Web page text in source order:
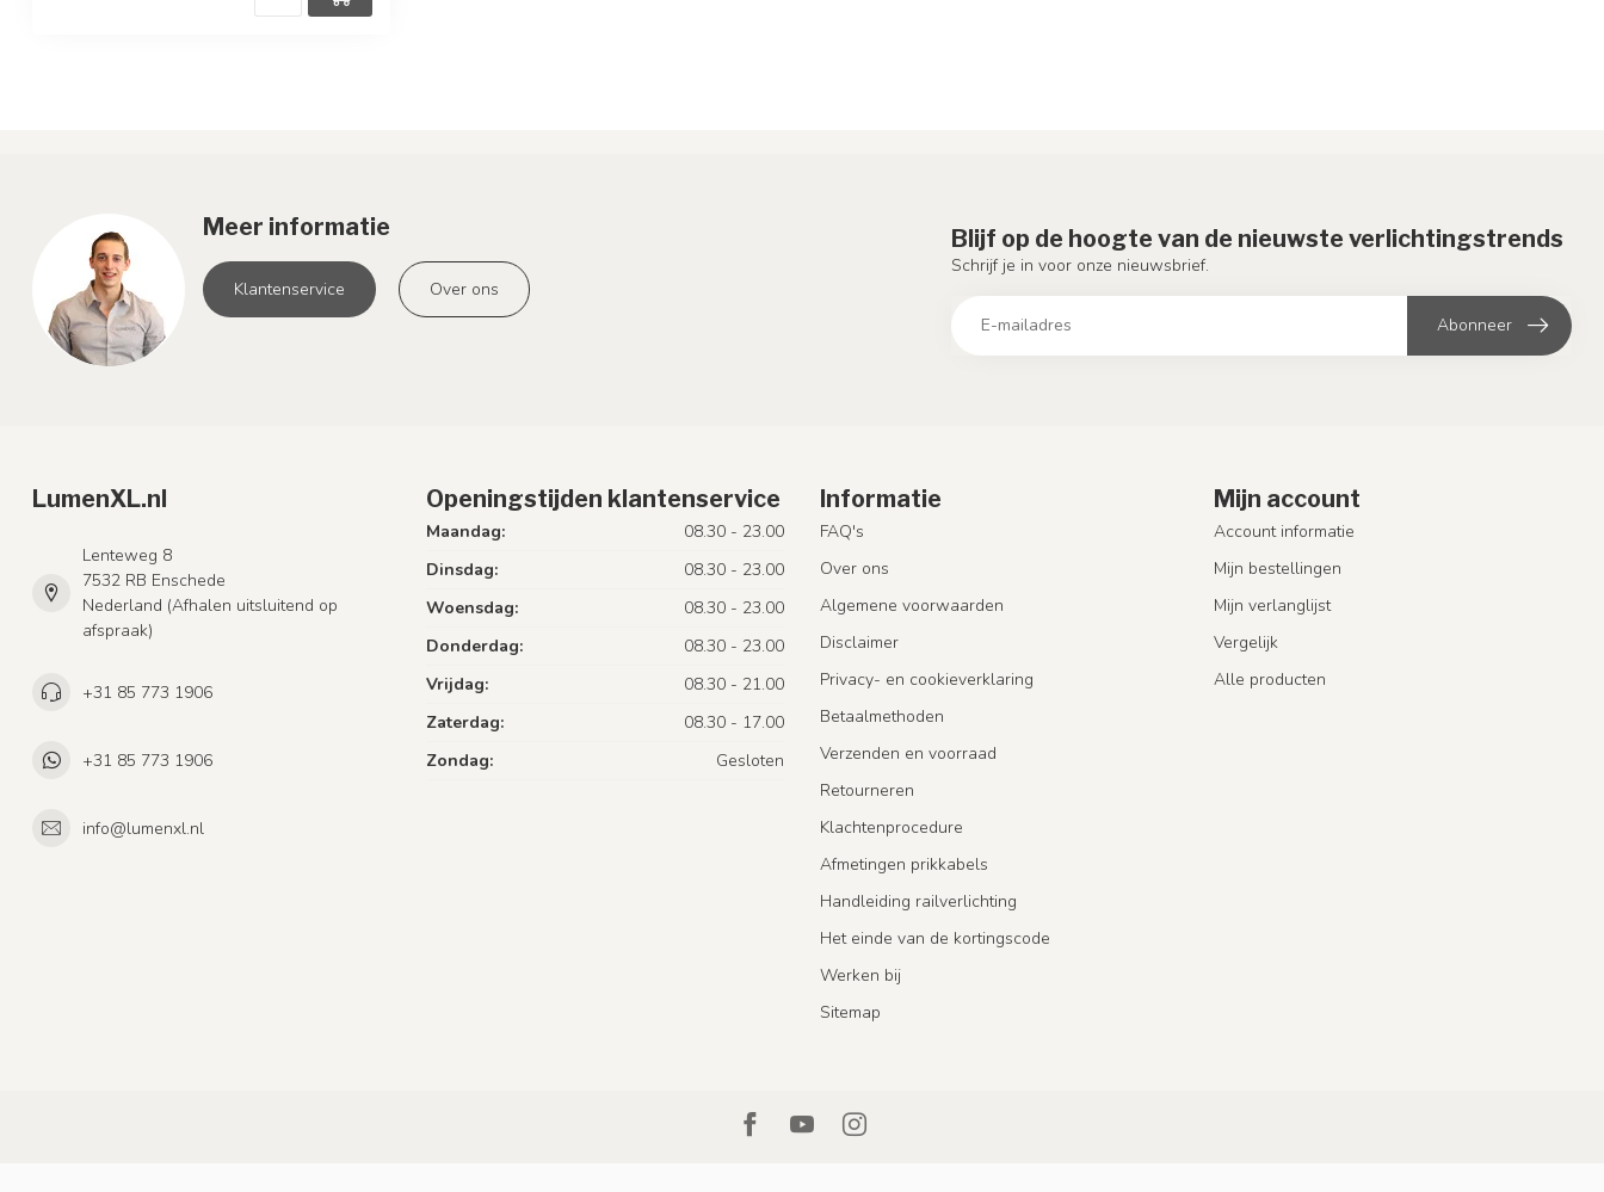
Meer informatie
Klantenservice Over ons
Blijf op de hoogte van de nieuwste verlichtingstrends
Schrijf je in voor onze nieuwsbrief.
Abonneer
LumenXL.nl
Lenteweg 8
7532 RB Enschede
Nederland (Afhalen uitsluitend op
afspraak)
+31 85 773 1906
+31 85 773 1906
info@lumenxl.nl
Openingstijden klantenservice
Maandag:
08.30 - 23.00
Dinsdag:
08.30 - 23.00
Woensdag:
08.30 - 23.00
Donderdag:
08.30 - 23.00
Vrijdag:
08.30 - 21.00
Zaterdag:
08.30 - 17.00
Zondag:
Gesloten
Informatie
FAQ's
Over ons
Algemene voorwaarden
Disclaimer
Privacy- en cookieverklaring
Betaalmethoden
Verzenden en voorraad
Retourneren
Klachtenprocedure
Afmetingen prikkabels
Handleiding railverlichting
Het einde van de kortingscode
Werken bij
Sitemap
Mijn account
Account informatie
Mijn bestellingen
Mijn verlanglijst
Vergelijk
Alle producten